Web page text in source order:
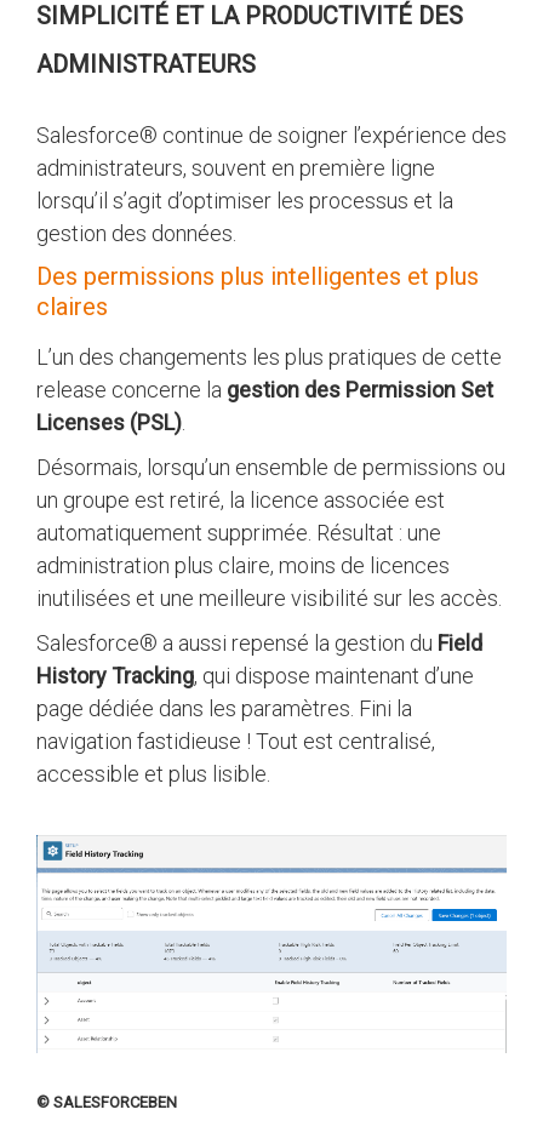
SIMPLICITÉ ET LA PRODUCTIVITÉ DES
ADMINISTRATEURS
Salesforce® continue de soigner l’expérience des
administrateurs, souvent en première ligne
lorsqu’il s’agit d’optimiser les processus et la
gestion des données.
Des permissions plus intelligentes et plus
claires
L’un des changements les plus pratiques de cette
release concerne la gestion des Permission Set
Licenses (PSL).
Désormais, lorsqu’un ensemble de permissions ou
un groupe est retiré, la licence associée est
automatiquement supprimée. Résultat : une
administration plus claire, moins de licences
inutilisées et une meilleure visibilité sur les accès.
Salesforce® a aussi repensé la gestion du Field
History Tracking, qui dispose maintenant d’une
page dédiée dans les paramètres. Fini la
navigation fastidieuse ! Tout est centralisé,
accessible et plus lisible.
© SALESFORCEBEN